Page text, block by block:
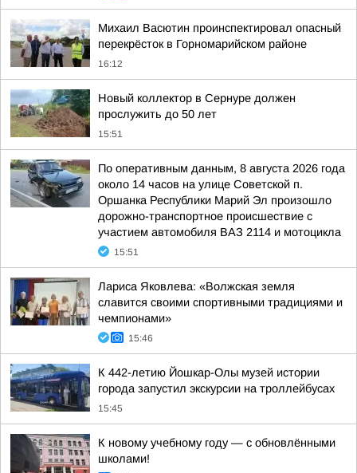
Михаил Васютин проинспектировал опасный
перекрёсток в Горномарийском районе
16:12
Новый коллектор в Сернуре должен
прослужить до 50 лет
15:51
По оперативным данным, 8 августа 2026 года
около 14 часов на улице Советской п.
Оршанка Республики Марий Эл произошло
дорожно-транспортное происшествие с
участием автомобиля ВАЗ 2114 и мотоцикла
15:51
Лариса Яковлева: «Волжская земля
славится своими спортивными традициями и
чемпионами»
15:46
К 442-летию Йошкар-Олы музей истории
города запустил экскурсии на троллейбусах
15:45
К новому учебному году — с обновлёнными
школами!